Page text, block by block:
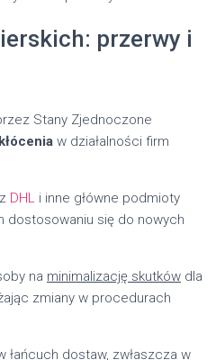
przerwy i
Stany Zjednoczone
w działalności firm
DHL i inne główne podmioty
dostosowaniu się do nowych
na minimalizację skutków dla
zmiany w procedurach
łańcuch dostaw, zwłaszcza w